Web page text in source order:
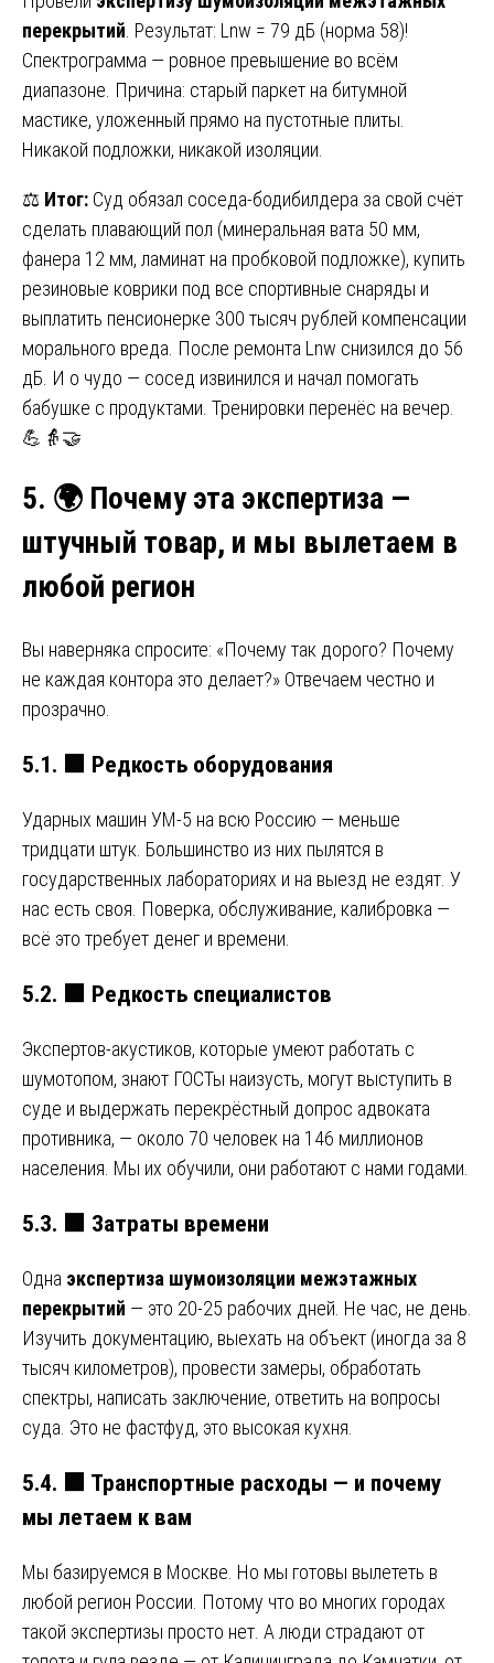
перекрытий . Результат: Lnw = 79 дБ (норма 58)!
Спектрограмма — ровное превышение во всём
диапазоне. Причина: старый паркет на битумной
мастике, уложенный прямо на пустотные плиты.
Никакой подложки, никакой изоляции.
⚖️ Итог: Суд обязал соседа-бодибилдера за свой счёт
сделать плавающий пол (минеральная вата 50 мм,
фанера 12 мм, ламинат на пробковой подложке), купить
резиновые коврики под все спортивные снаряды и
выплатить пенсионерке 300 тысяч рублей компенсации
морального вреда. После ремонта Lnw снизился до 56
дБ. И о чудо — сосед извинился и начал помогать
бабушке с продуктами. Тренировки перенёс на вечер.
💪👵🤝
5. 🌍 Почему эта экспертиза —
штучный товар, и мы вылетаем в
любой регион
Вы наверняка спросите: «Почему так дорого? Почему
не каждая контора это делает?» Отвечаем честно и
прозрачно.
5.1. 🟩 Редкость оборудования
Ударных машин УМ-5 на всю Россию — меньше
тридцати штук. Большинство из них пылятся в
государственных лабораториях и на выезд не ездят. У
нас есть своя. Поверка, обслуживание, калибровка —
всё это требует денег и времени.
5.2. 🟩 Редкость специалистов
Экспертов-акустиков, которые умеют работать с
шумотопом, знают ГОСТы наизусть, могут выступить в
суде и выдержать перекрёстный допрос адвоката
противника, — около 70 человек на 146 миллионов
населения. Мы их обучили, они работают с нами годами.
5.3. 🟩 Затраты времени
Одна экспертиза шумоизоляции межэтажных
перекрытий — это 20-25 рабочих дней. Не час, не день.
Изучить документацию, выехать на объект (иногда за 8
тысяч километров), провести замеры, обработать
спектры, написать заключение, ответить на вопросы
суда. Это не фастфуд, это высокая кухня.
5.4. 🟩 Транспортные расходы — и почему
мы летаем к вам
Мы базируемся в Москве. Но мы готовы вылететь в
любой регион России. Потому что во многих городах
такой экспертизы просто нет. А люди страдают от